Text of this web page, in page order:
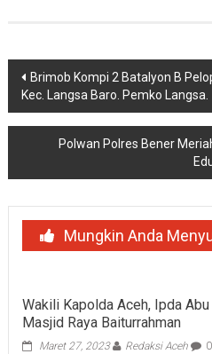
Navigasi
pos
Brimob Kompi 2 Batalyon B
Kec. Langsa Baro. Pemko Langsa.
Polwan Polres Bener
Mungkin Anda
Wakili Kapolda Aceh, Ipda
Masjid Raya Baiturrahman
Maret 27, 2023 Redaksi Aceh 0